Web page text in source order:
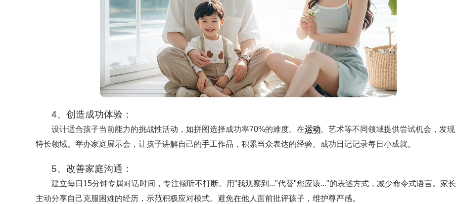
4、创造成功体验：
设计适合孩子当前能力的挑战性活动，如拼图选择成功率70%的难度。在运动 、艺术等不同领域提供尝试机会，发现
特长领域。举办家庭展示会，让孩子讲解自己的手工作品，积累当众表达的经验。成功日记记录每日小成就。
5、改善家庭沟通：
建立每日15分钟专属对话时间，专注倾听不打断。用"我观察到..."代替"您应该..."的表述方式，减少命令式语言。家长
主动分享自己克服困难的经历，示范积极应对模式。避免在他人面前批评孩子，维护尊严感。